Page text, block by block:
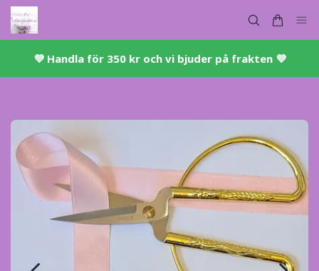
💜 ​Handla för 350 kr och vi bjuder på frakten 💜​